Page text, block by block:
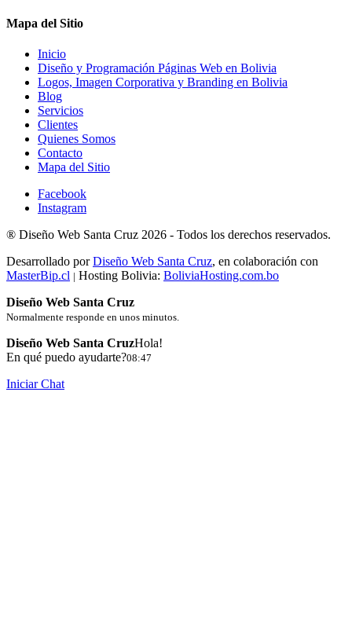
Mapa del Sitio
Inicio
Diseño y Programación Páginas Web en Bolivia
Logos, Imagen Corporativa y Branding en Bolivia
Blog
Servicios
Clientes
Quienes Somos
Contacto
Mapa del Sitio
Facebook
Instagram
® Diseño Web Santa Cruz 2026 - Todos los derechos reservados.
Desarrollado porDiseño Web Santa Cruz, en colaboración con
MasterBip.cl | Hosting Bolivia: BoliviaHosting.com.bo
Diseño Web Santa Cruz
Normalmente responde en unos minutos.
Diseño Web Santa CruzHola!
En qué puedo ayudarte?08:47
Iniciar Chat